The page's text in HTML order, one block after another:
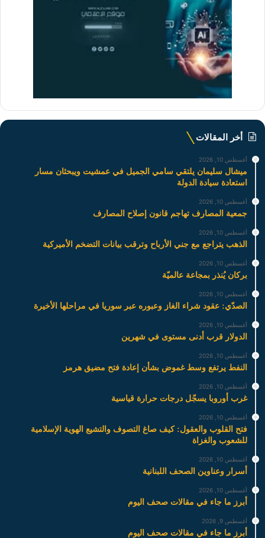
أخر المقالات
أغسطس 10, 2026
ميشال سليمان يلتقي سامي الجميل في عمشيت ويبحثان مسار
استعادة سيادة الدولة
أغسطس 10, 2026
جمعية المصارف تهاجم قانون إصلاح المصارف
أغسطس 10, 2026
الذهب يتراجع مع جني الأرباح وترقب بيانات التضخم الأميركية
أغسطس 10, 2026
بركان يُنذر بمجاعة عالميّة
أغسطس 10, 2026
الصدّي: عقود شراء الغاز وعبوره عبر سوريا في مراحلها الأخيرة
أغسطس 10, 2026
الدولار قرب أدنى مستوى في شهرين
أغسطس 10, 2026
النفط يرتفع وسط غموض بشأن إعادة فتح مضيق هرمز
أغسطس 10, 2026
غرب أوروبا يسجّل درجات حرارة قياسية
أغسطس 10, 2026
فتح القلوب والعقول: كيف صاغ التصوف والتشيع الهوية الإسلامية
للشعوب والغزاة
أغسطس 10, 2026
أسرار وعناوين الصحف اللبنانية
أغسطس 10, 2026
أبرز ما جاء في مقالات صحف اليوم
أغسطس 9, 2026
أبرز ما جاء في مقالات صحف اليوم